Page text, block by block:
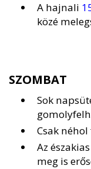
A hajnali
közé
SZOMBAT
Sok
Csak
Az
meg is